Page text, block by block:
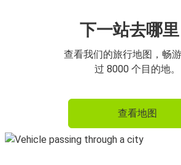
下一站去哪里
查看我们的旅行地图，畅
过 8000 个目的地。
查看地图